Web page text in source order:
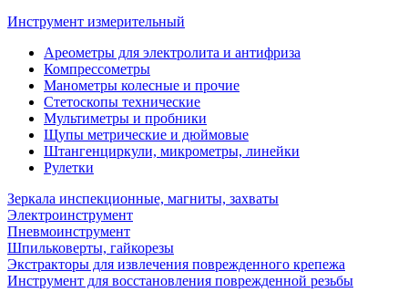
Инструмент измерительный
Ареометры для электролита и антифриза
Компрессометры
Манометры колесные и прочие
Стетоскопы технические
Мультиметры и пробники
Щупы метрические и дюймовые
Штангенциркули, микрометры, линейки
Рулетки
Зеркала инспекционные, магниты, захваты
Электроинструмент
Пневмоинструмент
Шпильковерты, гайкорезы
Экстракторы для извлечения поврежденного крепежа
Инструмент для восстановления поврежденной резьбы